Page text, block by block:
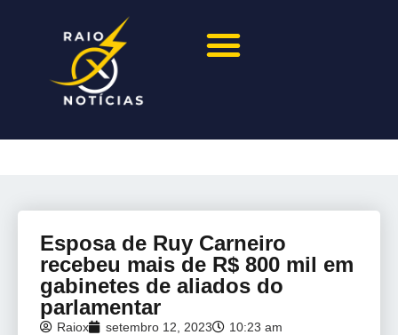
Esposa de Ruy Carneiro
recebeu mais de R$ 800 mil em
gabinetes de aliados do
parlamentar
Raiox setembro 12, 2023
10:23 am